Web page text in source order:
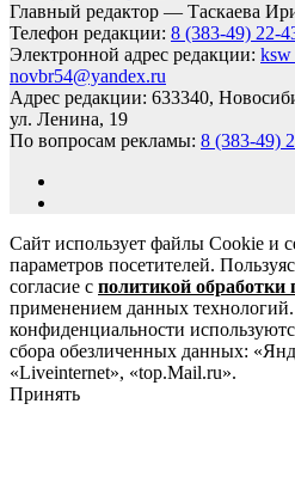
Главный редактор — Таскаева
Телефон редакции: 8 (383-49) 22-
Электронной адрес редакции:
novbr54@yandex.ru
Адрес редакции: 633340,
ул. Ленина, 19
По вопросам рекламы: 8 (383-49)
Сайт использует файлы Cookie и
параметров посетителей.
согласие с политикой
применением данных
конфиденциальности
сбора обезличенных данных:
«Liveinternet», «top.Mail.ru».
Принять